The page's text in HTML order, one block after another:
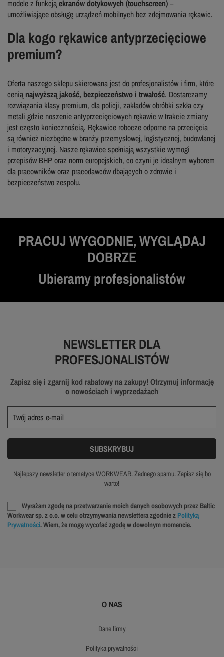
modele z funkcjąekranów dotykowych (touchscreen)–
umożliwiające obsługę urządzeń mobilnych bez zdejmowania rękawic.
Dla kogo rękawice antyprzecięciowe
premium?
Oferta naszego sklepu skierowana jest do profesjonalistów i firm, które
cenią najwyższą jakość, bezpieczeństwo i trwałość. Dostarczamy
rozwiązania klasy premium, dla policji, zakładów obróbki szkła czy
metali gdzie noszenie antyprzecięciowych rękawic w trakcie zmiany
jest często koniecznością. Rękawice robocze odporne na przecięcia
są również niezbędne w branży przemysłowej, logistycznej, budowlanej
i motoryzacyjnej. Nasze rękawice spełniają wszystkie wymogi
przepisów BHP oraz norm europejskich, co czyni je idealnym wyborem
dla pracowników oraz pracodawców dbających o zdrowie i
bezpieczeństwo zespołu.
PRACUJ WYGODNIE, WYGLĄDAJ
DOBRZE
Ubieramy profesjonalistów
NEWSLETTER DLA
PROFESJONALISTÓW
Zapisz się i zgarnij kod rabatowy na zakupy! Otrzymuj informację
o nowościach i wyprzedażach
Najlepszy newsletter o tematyce WORKWEAR. Żadnego spamu. Zapisz się bo
warto!
Wyrażam zgodę na przetwarzanie moich danych osobowych przez Baltic
Workwear sp. z o.o. w celu otrzymywania newslettera zgodnie z Polityką
Prywatności. Wiem, że mogę wycofać zgodę w dowolnym momencie.
O NAS
dane firmy
polityka prywatności